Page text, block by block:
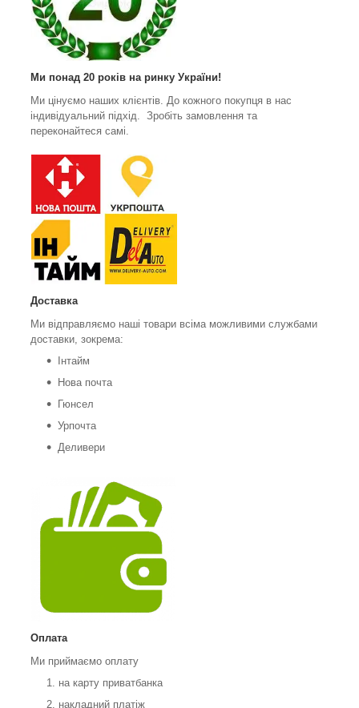
Ми понад 20 років на ринку України!
Ми цінуємо наших клієнтів. До кожного покупця в нас
індивідуальний підхід. Зробіть замовлення та
переконайтеся самі.
Доставка
Ми відправляємо наші товари всіма можливими службами
доставки, зокрема:
Інтайм
Нова почта
Гюнсел
Урпочта
Деливери
Оплата
Ми приймаємо оплату
на карту приватбанка
накладний платіж